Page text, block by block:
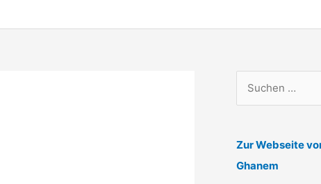
h
e
Zur Webseite
Ghanem